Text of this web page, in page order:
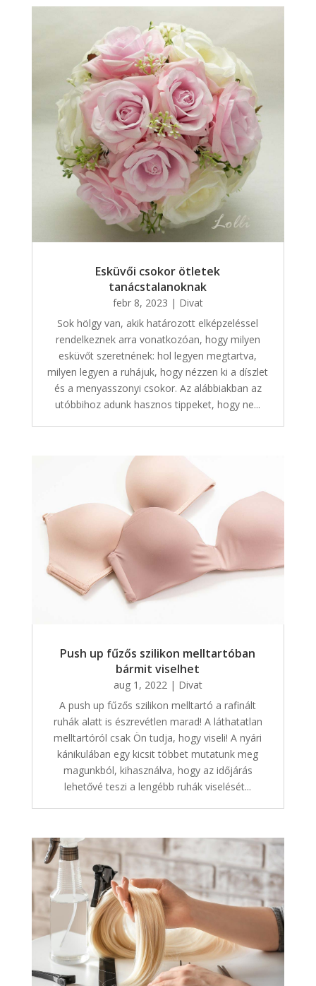
Esküvői csokor ötletek
tanácstalanoknak
febr 8, 2023 | Divat
Sok hölgy van, akik határozott elképzeléssel
rendelkeznek arra vonatkozóan, hogy milyen
esküvőt szeretnének: hol legyen megtartva,
milyen legyen a ruhájuk, hogy nézzen ki a díszlet
és a menyasszonyi csokor. Az alábbiakban az
utóbbihoz adunk hasznos tippeket, hogy ne...
Push up fűzős szilikon melltartóban
bármit viselhet
aug 1, 2022| Divat
A push up fűzős szilikon melltartó a rafinált
ruhák alatt is észrevétlen marad! A láthatatlan
melltartóról csak Ön tudja, hogy viseli! A nyári
kánikulában egy kicsit többet mutatunk meg
magunkból, kihasználva, hogy az időjárás
lehetővé teszi a lengébb ruhák viselését...